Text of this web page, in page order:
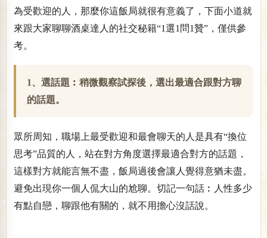
為受歡迎的人，那麼你這飯局就很有意義了，下面小道就
來跟大家聊聊酒桌達人的社交秘籍“1選1問1贊”，僅供參
考。
1、選話題︰稍微觀察試探後，選出最適合跟對方聊
的話題。
眾所周知，職場上最受歡迎和最會聊天的人是具有“換位
思考”品質的人，站在對方角度選擇最適合對方的話題，
這樣對方就能言無不盡，飯局過後會讓人覺得意猶未盡。
避免出現你一個人侃大山的尬聊。切記一句話︰人性多少
有點自戀，聊跟他有關的，就不用擔心沒話說。